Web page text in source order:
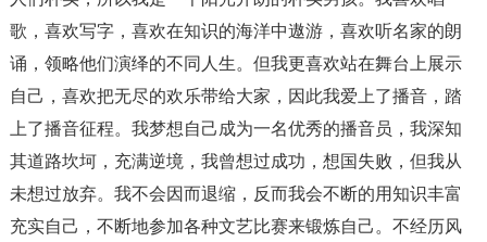
歌，喜欢写字，喜欢在知识的海洋中遨游，喜欢听名家的朗
诵，领略他们演绎的不同人生。但我更喜欢站在舞台上展示
自己，喜欢把无尽的欢乐带给大家，因此我爱上了播音，踏
上了播音征程。我梦想自己成为一名优秀的播音员，我深知
其道路坎坷，充满逆境，我曾想过成功，想国失败，但我从
未想过放弃。我不会因而退缩，反而我会不断的用知识丰富
充实自己，不断地参加各种文艺比赛来锻炼自己。不经历风